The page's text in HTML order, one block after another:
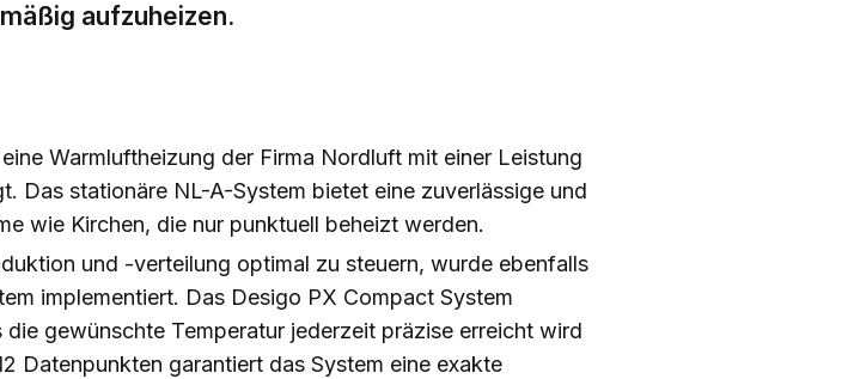
aufzuheizen.
Warmluftheizung der Firma Nordluft mit einer Leistung
Das stationäre NL-A-System bietet eine zuverlässige und
wie Kirchen, die nur punktuell beheizt werden.
und -verteilung optimal zu steuern, wurde ebenfalls
implementiert. Das Desigo PX Compact System
gewünschte Temperatur jederzeit präzise erreicht wird
Datenpunkten garantiert das System eine exakte